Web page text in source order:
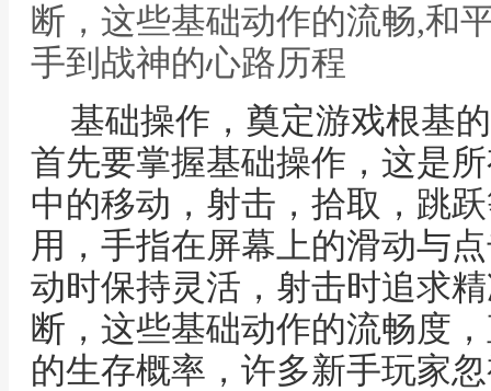
断，这些基础动作的流畅,和
手到战神的心路历程
基础操作，奠定游戏根基
首先要掌握基础操作，这是
中的移动，射击，拾取，跳
用，手指在屏幕上的滑动与
动时保持灵活，射击时追求
断，这些基础动作的流畅度
的生存概率，许多新手玩家